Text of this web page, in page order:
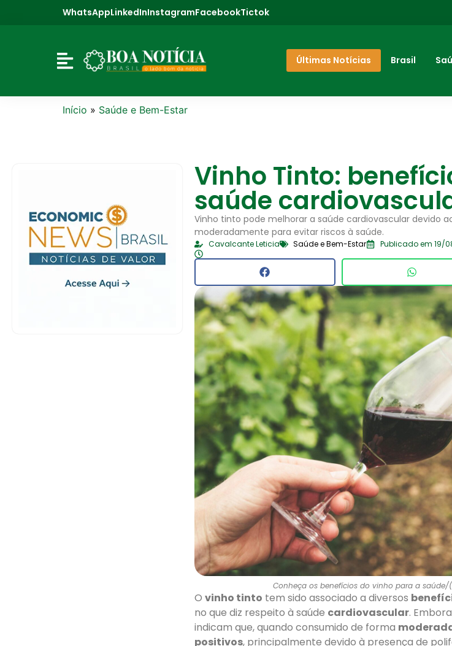
WhatsAppLinkedInInstagramFacebookTictok
Últimas Notícias Brasil
Início » Saúde e Bem-Estar
Vinho Tinto:
saúde
Vinho tinto pode melhorar a saúde cardiovascular devido
moderadamente para evitar riscos à saúde.
Cavalcante Leticia Saúde e Bem-Estar Publicado em 19/
Conheça os benefícios do vinho para a saúde/
Ovinho tinto tem sido associado a diversos
no que diz respeito à saúde cardiovascular.
indicam que, quando consumido de forma
positivos, principalmente devido à presença de